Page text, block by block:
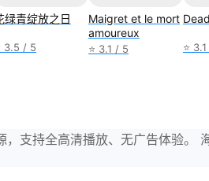
绿青绽放之日
3.5 / 5
Maigret et le mort
amoureux
⭐ 3.1 / 5 ⭐
，支持全高清播放、无广告体验